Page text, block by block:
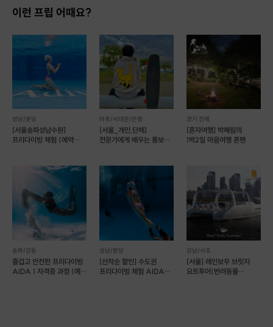
이런 프립 어때요?
성남/분당
[서울송파성남수원]
프리다이빙 체험 (예약
마포/서대문/은평
[서울_개인,단체]
전문가에게 배우는 롱보드
경기 전체
[혼자여행] 박혜림의
1박2일 마음여행 혼펜
송파/강동
즐겁고 안전한 프리다이빙
AIDA 1 자격증 과정 (예약
성남/분당
[선착순 할인] 수도권
프리다이빙 체험 AIDA
강남/서초
[서울] 레인보우 브릿지
요트투어(반려동물